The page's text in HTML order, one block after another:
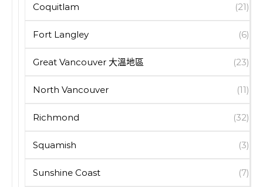
Coquitlam (21)
Fort Langley (6)
Great Vancouver 大溫地區 (23)
North Vancouver (11)
Richmond (32)
Squamish (3)
Sunshine Coast (7)